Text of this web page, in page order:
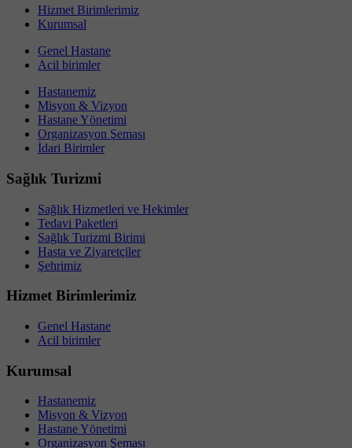
Hizmet Birimlerimiz
Kurumsal
Genel Hastane
Acil birimler
Hastanemiz
Misyon & Vizyon
Hastane Yönetimi
Organizasyon Şeması
İdari Birimler
Sağlık Turizmi
Sağlık Hizmetleri ve Hekimler
Tedavi Paketleri
Sağlık Turizmi Birimi
Hasta ve Ziyaretçiler
Şehrimiz
Hizmet Birimlerimiz
Genel Hastane
Acil birimler
Kurumsal
Hastanemiz
Misyon & Vizyon
Hastane Yönetimi
Organizasyon Şeması